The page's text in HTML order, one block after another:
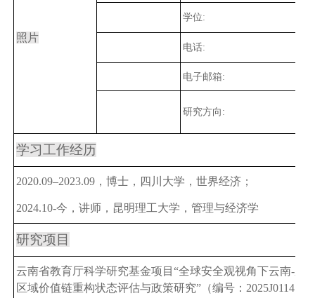
照片
学位:
电话:
电子邮箱:
研究方向:
学习工作经历
2020.09–2023.09 ，博士， 四川大学 ， 世界经济 ；
2024.10-今，讲师，昆明理工大学，管理与经济学
研究项目
云南省教育厅科学研究基金项目“全球安全观视角下云南-东
区域价值链重构状态评估与政策研究”（编号：2025J0114）